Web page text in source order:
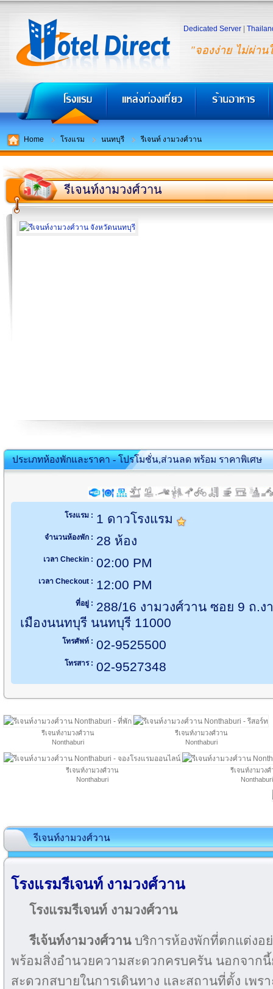
"จองง่าย ไม่ผ่าน
Dedicated Server
Home โรงแรม นนทบุรี รีเจนท์ งามวงศ์วาน
รีเจนท์งามวงศ์วาน
ประเภทห้องพักและราคา - โปรโมชั่น,ส่วนลด พร้อม ราคาพิเศษ
โรงแรม : 1 ดาวโรงแรม
จำนวนห้องพัก : 28 ห้อง
เวลา Checkin : 02:00 PM
เวลา Checkout : 12:00 PM
ที่อยู่ : 288/16 งามวงศ์วาน ซอย 9 ถ.
เมืองนนทบุรี นนทบุรี 11000
โทรศัพท์ : 02-9525500
โทรสาร : 02-9527348
รีเจนท์งามวงศ์วาน
Nonthaburi
รีเจนท์งามวงศ์วาน
Nonthaburi
รีเจนท์งามวงศ์วาน
Nonthaburi
รีเจนท์งามวงศ์
Nonthaburi
รีเจนท์งามวงศ์วาน
โรงแรมรีเจนท์ งามวงศ์วาน
โรงแรมรีเจนท์ งามวงศ์วาน
รีเจ้นท์งามวงศ์วานบริการห้องพักที่ตกแต่งอย่
พร้อมสิ่งอำนวยความสะดวกครบครัน นอกจากนี้
สะดวกสบายในการเดินทาง และสถานที่ตั้ง เพร